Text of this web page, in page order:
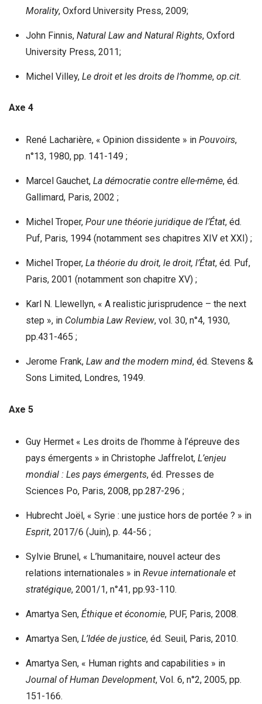
Morality, Oxford University Press, 2009;
John Finnis, Natural Law and Natural Rights, Oxford
University Press, 2011;
Michel Villey, Le droit et les droits de l’homme, op.cit.
Axe 4
René Lacharière, « Opinion dissidente » in Pouvoirs,
n°13, 1980, pp. 141-149 ;
Marcel Gauchet, La démocratie contre elle-même, éd.
Gallimard, Paris, 2002 ;
Michel Troper, Pour une théorie juridique de l’État, éd.
Puf, Paris, 1994 (notamment ses chapitres XIV et XXI) ;
Michel Troper, La théorie du droit, le droit, l’État, éd. Puf,
Paris, 2001 (notamment son chapitre XV) ;
Karl N. Llewellyn, « A realistic jurisprudence – the next
step », in Columbia Law Review, vol. 30, n°4, 1930,
pp.431-465 ;
Jerome Frank, Law and the modern mind, éd. Stevens &
Sons Limited, Londres, 1949.
Axe 5
Guy Hermet « Les droits de l’homme à l’épreuve des
pays émergents » in Christophe Jaffrelot, L’enjeu
mondial : Les pays émergents, éd. Presses de
Sciences Po, Paris, 2008, pp.287-296 ;
Hubrecht Joël, « Syrie : une justice hors de portée ? » in
Esprit, 2017/6 (Juin), p. 44-56 ;
Sylvie Brunel, « L’humanitaire, nouvel acteur des
relations internationales » in Revue internationale et
stratégique, 2001/1, n°41, pp.93-110.
Amartya Sen, Éthique et économie, PUF, Paris, 2008.
Amartya Sen, L’Idée de justice, éd. Seuil, Paris, 2010.
Amartya Sen, « Human rights and capabilities » in
Journal of Human Development, Vol. 6, n°2, 2005, pp.
151-166.